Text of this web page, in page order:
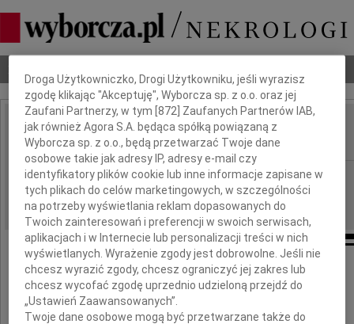
IMIĘ I NAZWISKO: Leszek Wojturski
REGION: Kraków
DATA EMISJI: 13.05.2013
Śpieszmy się kochać ludzi,
tak szybko odchodzą...
ks. J. Twardowski
Dbamy o Twoją prywatność
Droga Użytkowniczko, Drogi Użytkowniku, jeśli wyrazisz
zgodę klikając "Akceptuję", Wyborcza sp. z o.o. oraz jej
Zaufani Partnerzy, w tym [872 ] Zaufanych Partnerów IAB,
jak również Agora S.A. będąca spółką powiązaną z
Wyborcza sp. z o.o., będą przetwarzać Twoje dane
osobowe takie jak adresy IP, adresy e-mail czy
identyfikatory plików cookie lub inne informacje zapisane w
tych plikach do celów marketingowych, w szczególności
na potrzeby wyświetlania reklam dopasowanych do
Twoich zainteresowań i preferencji w swoich serwisach,
aplikacjach i w Internecie lub personalizacji treści w nich
wyświetlanych. Wyrażenie zgody jest dobrowolne. Jeśli nie
chcesz wyrazić zgody, chcesz ograniczyć jej zakres lub
chcesz wycofać zgodę uprzednio udzieloną przejdź do
„Ustawień Zaawansowanych”.
Twoje dane osobowe mogą być przetwarzane także do